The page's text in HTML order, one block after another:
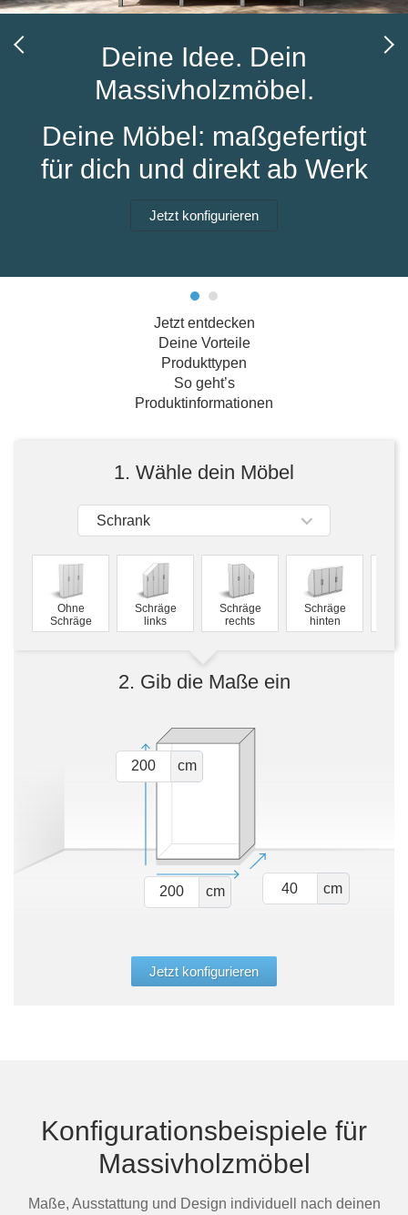
Schuhschrank
Hängeschrank
Hängeboard
TV-Möbel
Sideboard
Massivholz
Badregal
SpiegelschrankPolstermöbel
Sofa
Sessel
Hocker
Selection
Outdoorküche
der
Deine Idee. Dein
Massivholzmöbel.
Deine Möbel: maßgefertigt
für dich und direkt ab Werk
Jetzt konfigurieren
Jetzt entdecken
Deine Vorteile
Produkttypen
So geht’s
Produktinformationen
1. Wähle dein Möbel
Schrank
Ohne
Schräge
Schräge
links
Schräge
rechts
Schräge
hinten
2. Gib die Maße ein
cm
cm cm
Jetzt konfigurieren
Konfigurationsbeispiele für
Massivholzmöbel
Maße, Ausstattung und Design individuell nach deinen
Kommoden
Wandboards